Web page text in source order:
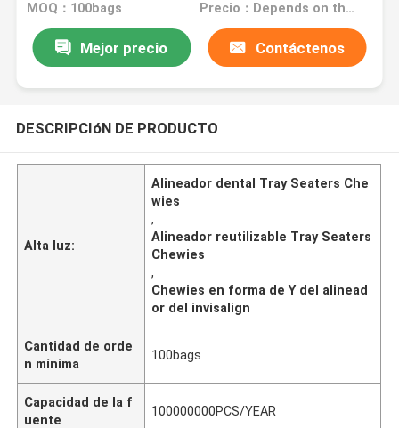
MOQ：100bags Precio：Depends on the order quantity
Mejor precio Contáctenos
DESCRIPCIóN DE PRODUCTO
Alta luz:
Alineador dental Tray Seaters Che
wies
,
Alineador reutilizable Tray Seaters
Chewies
,
Chewies en forma de Y del alinead
or del invisalign
Cantidad de orde
n mínima
100bags
Capacidad de la f
uente
100000000PCS/YEAR